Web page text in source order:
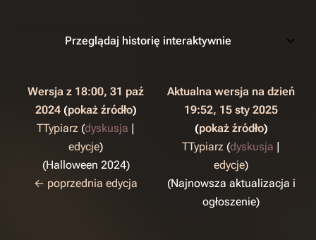
Przeglądaj historię interaktywnie
Wersja z 18:00, 31 paź
2024 pokaż źródło
TTypiarz (dyskusja |
edycje)
Halloween 2024
← poprzednia edycja
Aktualna wersja na dzień
19:52, 15 sty 2025
pokaż źródło
TTypiarz (dyskusja |
edycje)
Najnowsza aktualizacja i
ogłoszenie